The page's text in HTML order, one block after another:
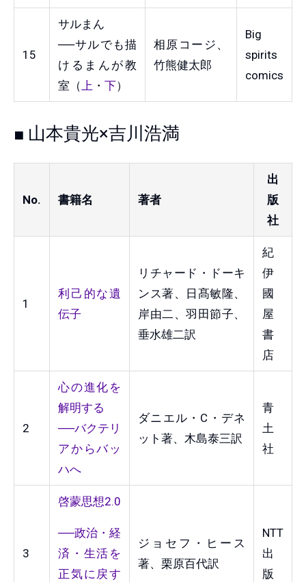
15
サルまん
──サルでも描
けるまんが教
室（上 ・ 下）
相原コージ、
竹熊健太郎
Big
spirits
comics
■ 山本貴光×吉川浩満
No. 書籍名 著者
出
版
社
1
利己的な遺
伝子
リチャード・ドーキ
ンス著、日髙敏隆、
岸由二、羽田節子、
垂水雄二訳
紀
伊
國
屋
書
店
2
心の進化を
解明する
──バクテリ
アからバッ
ハへ
ダニエル・C・デネ
ット著、木島泰三訳
青
土
社
3
啓蒙思想2.0
──政治・経
済・生活を
正気に戻す
ジョセフ・ヒース
著、栗原百代訳
NTT
出
版